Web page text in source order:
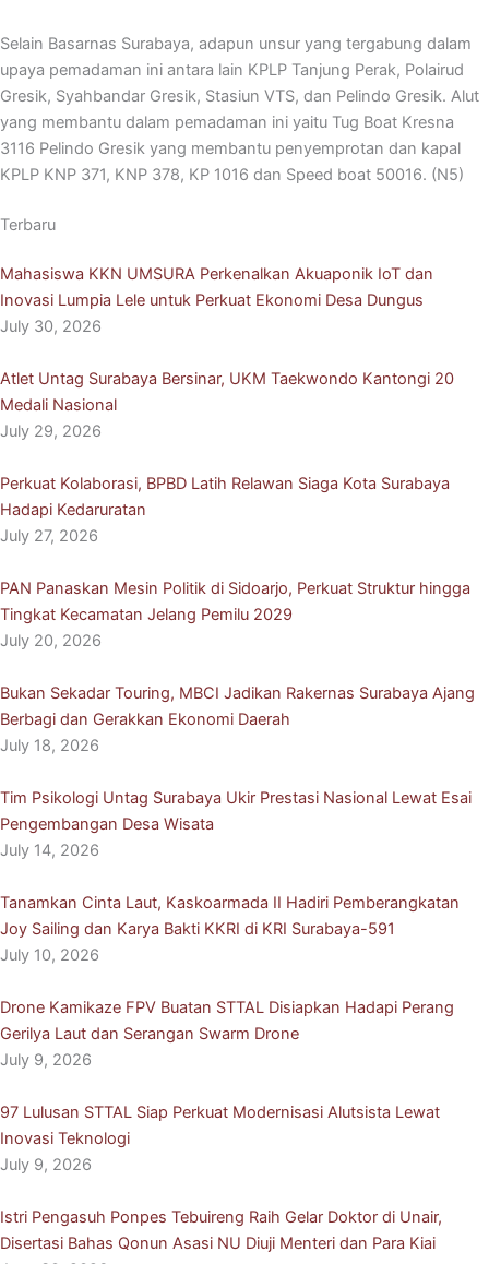
Selain Basarnas Surabaya, adapun unsur yang tergabung dalam
upaya pemadaman ini antara lain KPLP Tanjung Perak, Polairud
Gresik, Syahbandar Gresik, Stasiun VTS, dan Pelindo Gresik. Alut
yang membantu dalam pemadaman ini yaitu Tug Boat Kresna
3116 Pelindo Gresik yang membantu penyemprotan dan kapal
KPLP KNP 371, KNP 378, KP 1016 dan Speed boat 50016. (N5)
Terbaru
Mahasiswa KKN UMSURA Perkenalkan Akuaponik IoT dan
Inovasi Lumpia Lele untuk Perkuat Ekonomi Desa Dungus
July 30, 2026
Atlet Untag Surabaya Bersinar, UKM Taekwondo Kantongi 20
Medali Nasional
July 29, 2026
Perkuat Kolaborasi, BPBD Latih Relawan Siaga Kota Surabaya
Hadapi Kedaruratan
July 27, 2026
PAN Panaskan Mesin Politik di Sidoarjo, Perkuat Struktur hingga
Tingkat Kecamatan Jelang Pemilu 2029
July 20, 2026
Bukan Sekadar Touring, MBCI Jadikan Rakernas Surabaya Ajang
Berbagi dan Gerakkan Ekonomi Daerah
July 18, 2026
Tim Psikologi Untag Surabaya Ukir Prestasi Nasional Lewat Esai
Pengembangan Desa Wisata
July 14, 2026
Tanamkan Cinta Laut, Kaskoarmada II Hadiri Pemberangkatan
Joy Sailing dan Karya Bakti KKRI di KRI Surabaya-591
July 10, 2026
Drone Kamikaze FPV Buatan STTAL Disiapkan Hadapi Perang
Gerilya Laut dan Serangan Swarm Drone
July 9, 2026
97 Lulusan STTAL Siap Perkuat Modernisasi Alutsista Lewat
Inovasi Teknologi
July 9, 2026
Istri Pengasuh Ponpes Tebuireng Raih Gelar Doktor di Unair,
Disertasi Bahas Qonun Asasi NU Diuji Menteri dan Para Kiai